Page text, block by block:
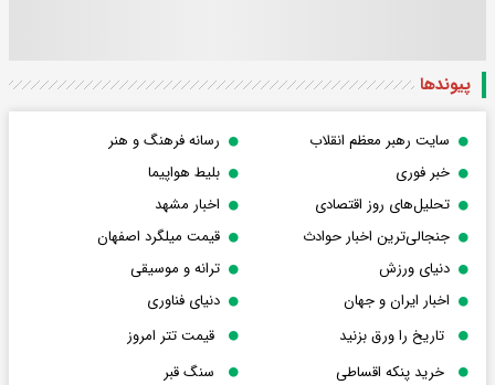
پیوندها
سایت رهبر معظم انقلاب
رسانه فرهنگ و هنر
خبر فوری
بلیط هواپیما
تحلیل‌های روز اقتصادی
اخبار مشهد
جنجالی‌ترین اخبار حوادث
قیمت میلگرد اصفهان
دنیای ورزش
ترانه و موسیقی
اخبار ایران و جهان
دنیای فناوری
تاریخ را ورق بزنید
قیمت تتر امروز
خرید پنکه اقساطی
سنگ قبر